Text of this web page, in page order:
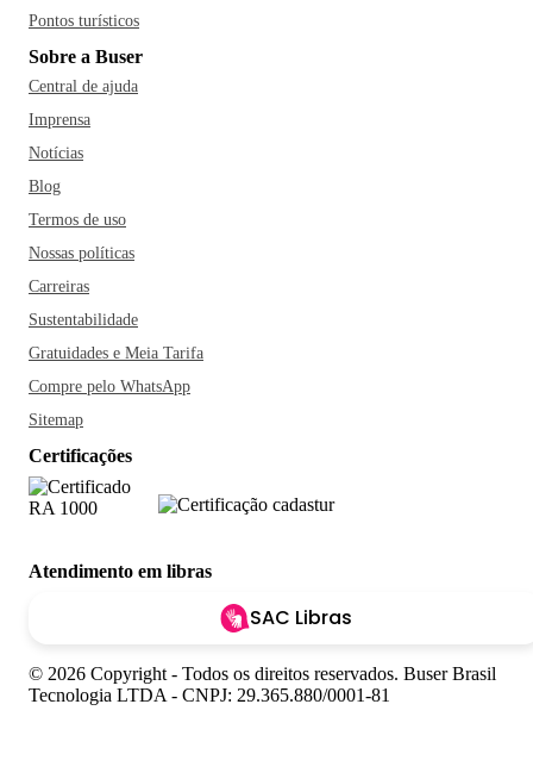
Pontos turísticos
Sobre a Buser
Central de ajuda
Imprensa
Notícias
Blog
Termos de uso
Nossas políticas
Carreiras
Sustentabilidade
Gratuidades e Meia Tarifa
Compre pelo WhatsApp
Sitemap
Certificações
Atendimento em libras
SAC Libras
© 2026 Copyright - Todos os direitos reservados. Buser Brasil
Tecnologia LTDA - CNPJ: 29.365.880/0001-81